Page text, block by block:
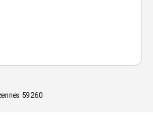
: 4% HT du loyer annuel